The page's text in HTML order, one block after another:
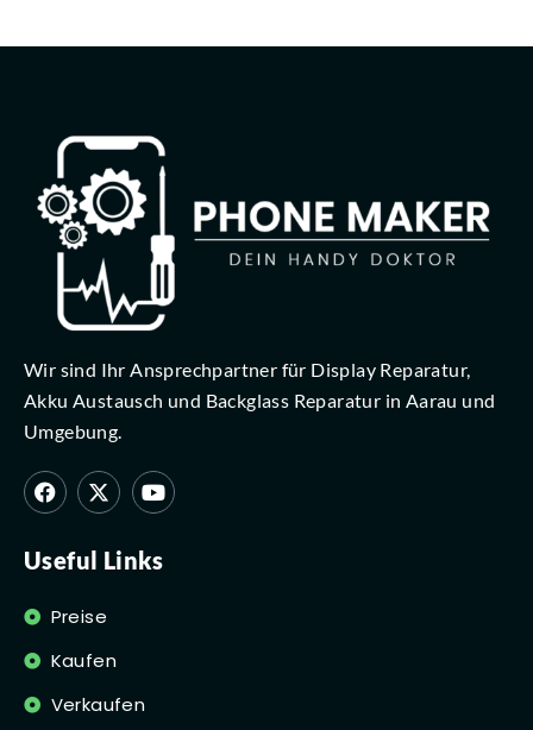
Wir sind Ihr Ansprechpartner für Display Reparatur,
Akku Austausch und Backglass Reparatur in Aarau und
Umgebung.
Useful Links
Preise
Kaufen
Verkaufen